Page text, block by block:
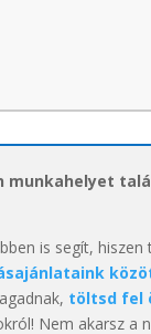
munkahelyet
is segít,
töltsd fel
Nem akarsz a